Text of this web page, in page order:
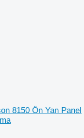
8150 Ön Yan Panel